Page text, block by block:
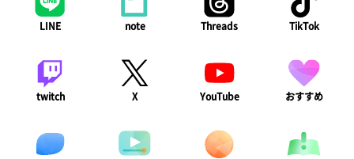
LINE note Threads TikTok
twitch X YouTube おすすめ